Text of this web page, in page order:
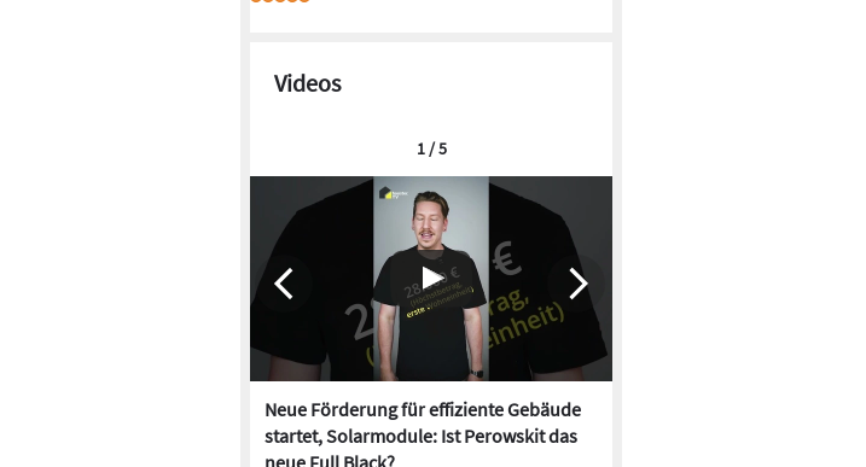
Videos
Neue Förderung für effiziente Gebäude
startet, Solarmodule: Ist Perowskit das
1 / 5